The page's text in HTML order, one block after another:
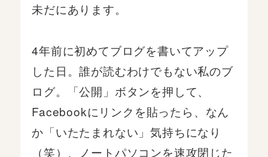
未だにあります。
4年前に初めてブログを書いてアップ
した日。誰が読むわけでもない私のブ
ログ。「公開」ボタンを押して、
Facebookにリンクを貼ったら、なん
か「いたたまれない」気持ちになり
（笑）、ノートパソコンを速攻閉じた